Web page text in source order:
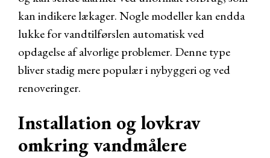
kan indikere lækager. Nogle modeller kan endda
lukke for vandtilførslen automatisk ved
opdagelse af alvorlige problemer. Denne type
bliver stadig mere populær i nybyggeri og ved
renoveringer.
Installation og lovkrav
omkring vandmålere